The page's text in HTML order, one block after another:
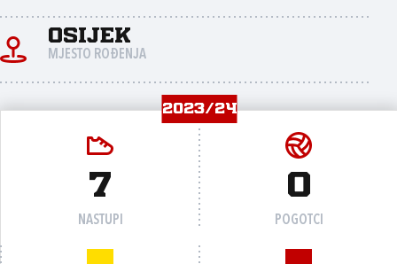
Osijek
MJESTO ROĐENJA
2023/24
7
NASTUPI
0
POGOTCI